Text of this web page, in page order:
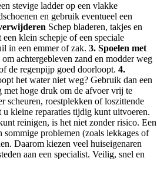
stevige ladder op een vlakke
en gebruik eventueel een
Schep bladeren, takjes en
klein schepje of een speciale
in een emmer of zak.3. Spoelen met
achtergebleven zand en modder weg
de regenpijp goed doorloopt.4.
het water niet weg? Gebruik dan een
met hoge druk om de afvoer vrij te
scheuren, roestplekken of loszittende
kleine reparaties tijdig kunt uitvoeren.
reinigen, is het niet zonder risico. Een
problemen (zoals lekkages of
Daarom kiezen veel huiseigenaren
aan een specialist. Veilig, snel en